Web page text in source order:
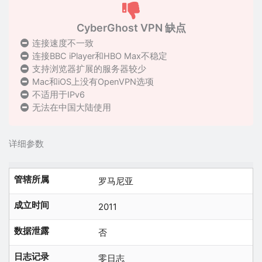
CyberGhost VPN 缺点
连接速度不一致
连接BBC iPlayer和HBO Max不稳定
支持浏览器扩展的服务器较少
Mac和iOS上没有OpenVPN选项
不适用于IPv6
无法在中国大陆使用
详细参数
管辖所属 罗马尼亚
成立时间 2011
数据泄露 否
日志记录 零日志